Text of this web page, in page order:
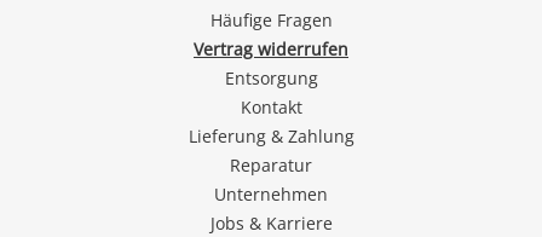
Häufige Fragen
Vertrag widerrufen
Entsorgung
Kontakt
Lieferung & Zahlung
Reparatur
Unternehmen
Jobs & Karriere